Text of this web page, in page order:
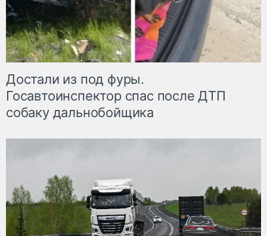
Достали из под фуры.
Госавтоинспектор спас после ДТП
собаку дальнобойщика